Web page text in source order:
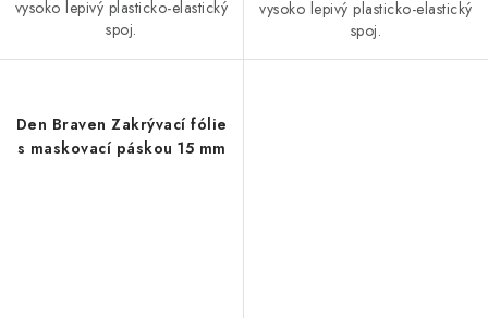
vysoko lepivý plasticko-elastický
spoj.
vysoko lepivý plasticko-elastický
spoj.
Den Braven Zakrývací fólie
s maskovací páskou 15 mm